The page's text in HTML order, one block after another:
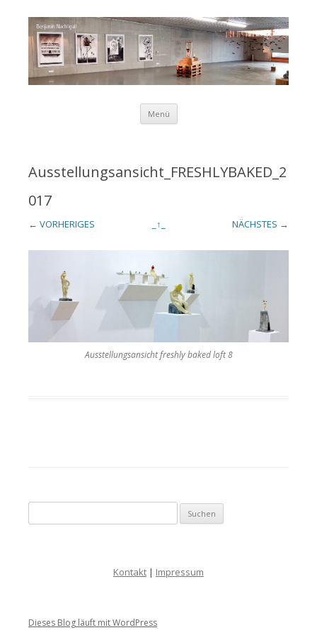
Benjamin
Nachtigall
Menü Zum Inhalt springen
Ausstellungsansicht_FRESHLYBAKED_2
017
← VORHERIGES NÄCHSTES →
_↑_
Ausstellungsansicht freshly baked loft 8
Kontakt | Impressum
Dieses Blog läuft mit WordPress